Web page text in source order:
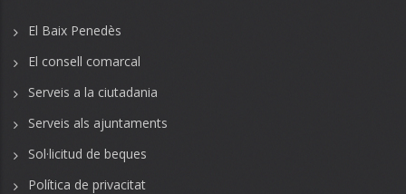
El Baix Penedès
El consell comarcal
Serveis a la ciutadania
Serveis als ajuntaments
Sol·licitud de beques
Política de privacitat